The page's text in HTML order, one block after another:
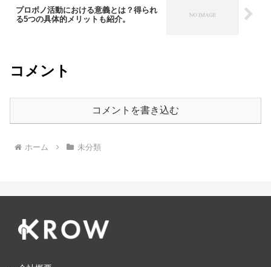
プロボノ活動における意義とは？得られ
る5つの具体的メリットも紹介。
コメント
コメントを書き込む
ホーム 未分類